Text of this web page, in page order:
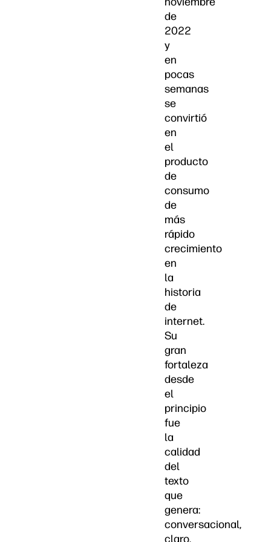
de
2022
y
en
pocas
semanas
se
convirtió
en
el
producto
de
consumo
de
más
rápido
crecimiento
en
la
historia
de
internet.
Su
gran
fortaleza
desde
el
principio
fue
la
calidad
del
texto
que
genera:
conversacional,
claro,